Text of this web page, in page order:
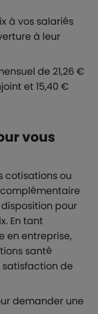
à vos salariés
à leur
de 21,26 €
et 15,40 €
vous
cotisations ou
pour
En tant
en entreprise,
santé
de
demander une